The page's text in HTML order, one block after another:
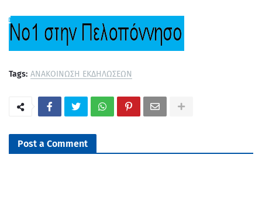
Tags: ΑΝΑΚΟΙΝΩΣΗ ΕΚΔΗΛΩΣΕΩΝ
Post a Comment